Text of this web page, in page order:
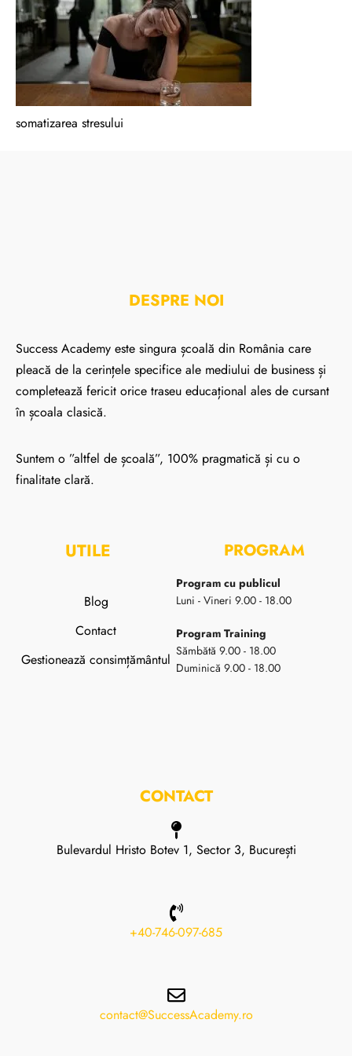
somatizarea stresului
DESPRE NOI
Success Academy este singura școală din România care
pleacă de la cerințele specifice ale mediului de business și
completează fericit orice traseu educațional ales de cursant
în școala clasică.
Suntem o ”altfel de școală”, 100% pragmatică și cu o
finalitate clară.
UTILE
Blog
Contact
Gestionează consimțământul
PROGRAM
Program cu publicul
Luni - Vineri 9.00 - 18.00
Program Training
Sămbătă 9.00 - 18.00
Duminică 9.00 - 18.00
CONTACT
Bulevardul Hristo Botev 1, Sector 3, București
+40-746-097-685
contact@SuccessAcademy.ro